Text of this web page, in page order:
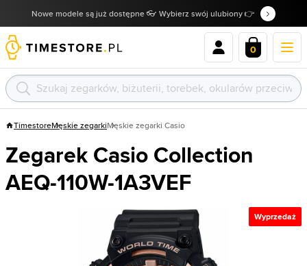
Nowe modele są już dostępne 👓 Wybierz swój ulubiony 👉
0
TimestoreMęskie zegarkiMęskie zegarki Casio
Zegarek Casio Collection
AEQ-110W-1A3VEF
Wyprzedaż